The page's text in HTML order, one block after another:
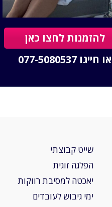
להזמנות לחצו כאן
או חייגו 077-5080537
שייט קבוצתי
הפלגה זוגית
יאכטה למסיבת רווקות
ימי גיבוש לעובדים